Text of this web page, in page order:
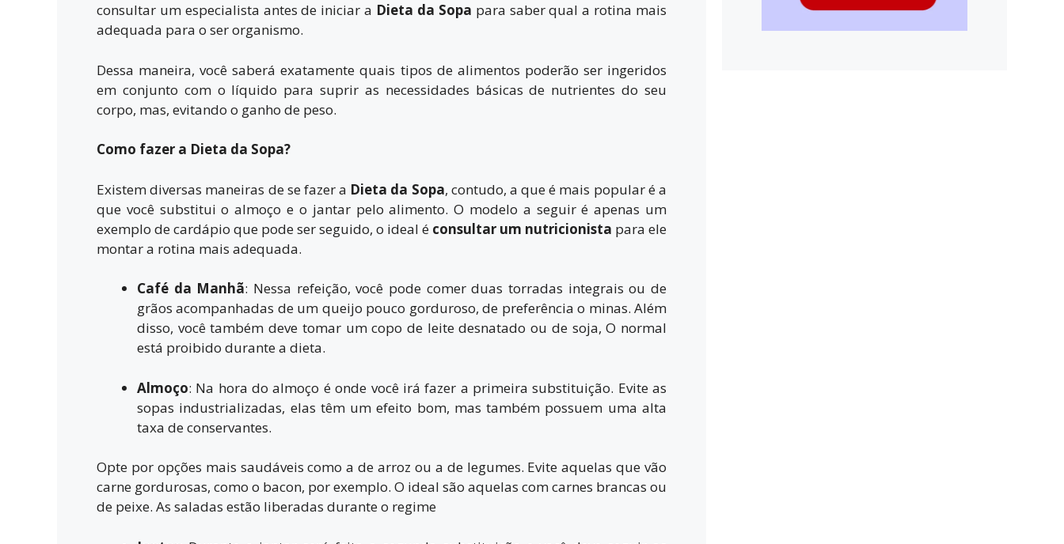
consultar um especialista antes de iniciar a Dieta da Sopa para saber qual a rotina mais
adequada para o ser organismo.
Dessa maneira, você saberá exatamente quais tipos de alimentos poderão ser ingeridos
em conjunto com o líquido para suprir as necessidades básicas de nutrientes do seu
corpo, mas, evitando o ganho de peso.
Como fazer a Dieta da Sopa?
Existem diversas maneiras de se fazer a Dieta da Sopa, contudo, a que é mais popular é a
que você substitui o almoço e o jantar pelo alimento. O modelo a seguir é apenas um
exemplo de cardápio que pode ser seguido, o ideal é consultar um nutricionista para ele
montar a rotina mais adequada.
Café da Manhã: Nessa refeição, você pode comer duas torradas integrais ou de
grãos acompanhadas de um queijo pouco gorduroso, de preferência o minas. Além
disso, você também deve tomar um copo de leite desnatado ou de soja, O normal
está proibido durante a dieta.
Almoço: Na hora do almoço é onde você irá fazer a primeira substituição. Evite as
sopas industrializadas, elas têm um efeito bom, mas também possuem uma alta
taxa de conservantes.
Opte por opções mais saudáveis como a de arroz ou a de legumes. Evite aquelas que vão
carne gordurosas, como o bacon, por exemplo. O ideal são aquelas com carnes brancas ou
de peixe. As saladas estão liberadas durante o regime